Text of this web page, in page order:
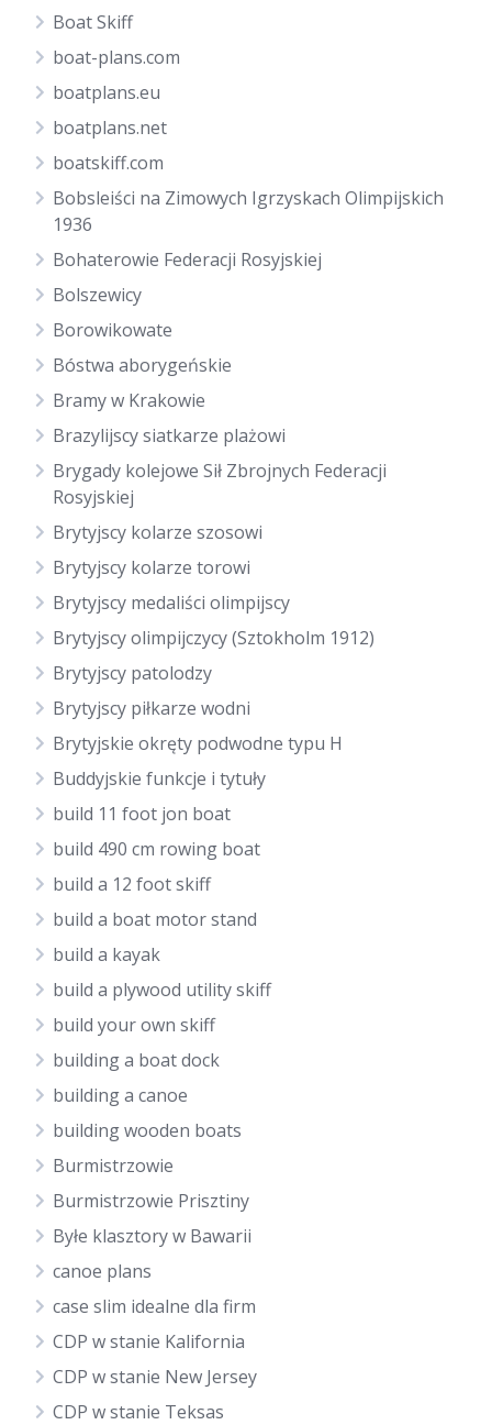
Boat Skiff
boat-plans.com
boatplans.eu
boatplans.net
boatskiff.com
Bobsleiści na Zimowych Igrzyskach Olimpijskich
1936
Bohaterowie Federacji Rosyjskiej
Bolszewicy
Borowikowate
Bóstwa aborygeńskie
Bramy w Krakowie
Brazylijscy siatkarze plażowi
Brygady kolejowe Sił Zbrojnych Federacji
Rosyjskiej
Brytyjscy kolarze szosowi
Brytyjscy kolarze torowi
Brytyjscy medaliści olimpijscy
Brytyjscy olimpijczycy (Sztokholm 1912)
Brytyjscy patolodzy
Brytyjscy piłkarze wodni
Brytyjskie okręty podwodne typu H
Buddyjskie funkcje i tytuły
build 11 foot jon boat
build 490 cm rowing boat
build a 12 foot skiff
build a boat motor stand
build a kayak
build a plywood utility skiff
build your own skiff
building a boat dock
building a canoe
building wooden boats
Burmistrzowie
Burmistrzowie Prisztiny
Byłe klasztory w Bawarii
canoe plans
case slim idealne dla firm
CDP w stanie Kalifornia
CDP w stanie New Jersey
CDP w stanie Teksas